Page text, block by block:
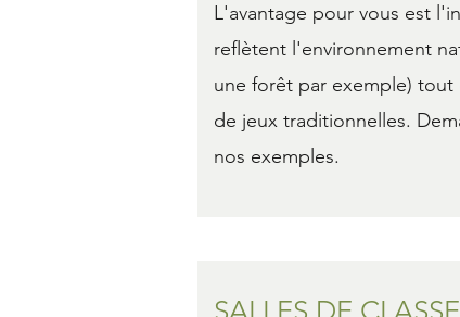
L'avantage pour vous est
reflètent l'environnement
une forêt par exemple)
de jeux traditionnelles.
nos exemples.